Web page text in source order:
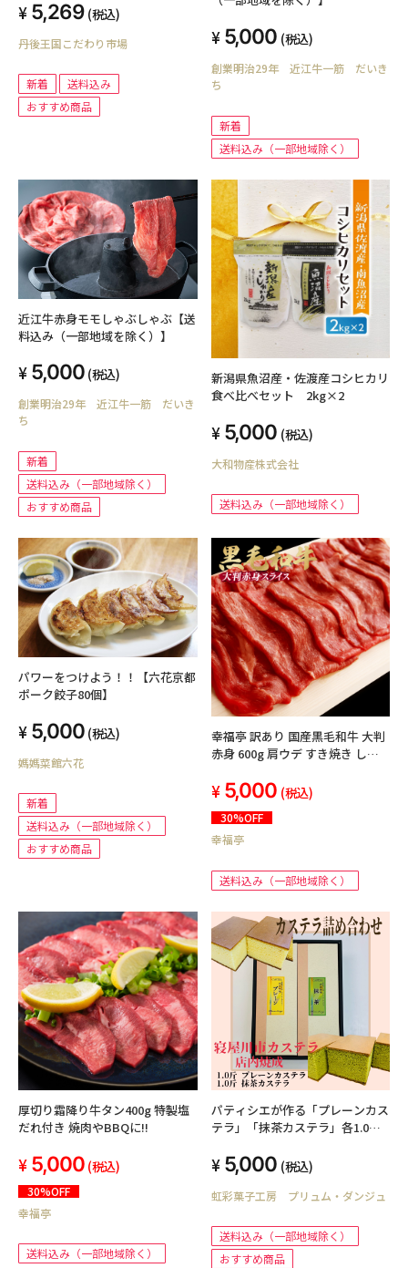
5,269 (税込)
丹後王国こだわり市場
新着
送料込み
おすすめ商品
5,000 (税込)
創業明治29年 近江牛一筋 だいき
ち
新着
送料込み（一部地域除く）
近江牛赤身モモしゃぶしゃぶ【送
料込み（一部地域を除く）】
5,000 (税込)
創業明治29年 近江牛一筋 だいき
ち
新着
送料込み（一部地域除く）
おすすめ商品
新潟県魚沼産・佐渡産コシヒカリ
食べ比べセット 2kg×2
5,000 (税込)
大和物産株式会社
送料込み（一部地域除く）
パワーをつけよう！！【六花京都
ポーク餃子80個】
5,000 (税込)
媽媽菜館六花
新着
送料込み（一部地域除く）
おすすめ商品
幸福亭 訳あり 国産黒毛和牛 大判
赤身 600g 肩ウデ すき焼き しゃ
(300g×2)
5,000 (税込)
30%OFF
幸福亭
送料込み（一部地域除く）
厚切り霜降り牛タン400g 特製塩
だれ付き 焼肉やBBQに!!
5,000 (税込)
30%OFF
幸福亭
送料込み（一部地域除く）
パティシエが作る「プレーンカス
テラ」「抹茶カステラ」各1.0
（北海道、沖縄を除く）
5,000 (税込)
虹彩菓子工房 プリュム・ダンジュ
送料込み（一部地域除く）
おすすめ商品